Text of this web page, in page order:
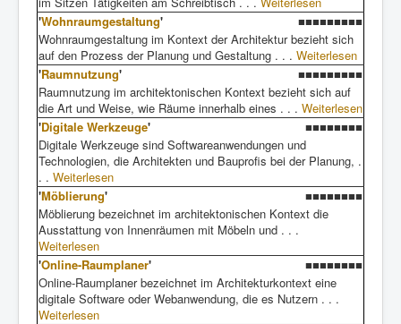
'Wohnraumgestaltung'
■■■■■■■■■
Wohnraumgestaltung im Kontext der Architektur bezieht sich
auf den Prozess der Planung und Gestaltung . . . Weiterlesen
'Raumnutzung'
■■■■■■■■■
Raumnutzung im architektonischen Kontext bezieht sich auf
die Art und Weise, wie Räume innerhalb eines . . . Weiterlesen
'Digitale Werkzeuge'
■■■■■■■■
Digitale Werkzeuge sind Softwareanwendungen und
Technologien, die Architekten und Bauprofis bei der Planung, .
. . Weiterlesen
'Möblierung'
■■■■■■■■
Möblierung bezeichnet im architektonischen Kontext die
Ausstattung von Innenräumen mit Möbeln und . . .
Weiterlesen
'Online-Raumplaner'
■■■■■■■■
Online-Raumplaner bezeichnet im Architekturkontext eine
digitale Software oder Webanwendung, die es Nutzern . . .
Weiterlesen